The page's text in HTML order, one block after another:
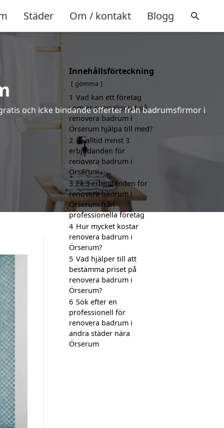
Städer Om / kontakt Blogg
och icke bindande offerter från badrumsfirmor i
Innehållsförteckning
gömma
1 Vad kan ett företag
som är specialiserat på
renovera badrum i
Örserum hjälpa till med?
2 Få alltid minst 3
erbjudanden för
renovera badrum i
Örserum
3 Få 3 erbjudanden för
renovera badrum i
Örserum från
professionella företag
4 Hur mycket kostar
renovera badrum i
Örserum?
5 Vad hjälper till att
bestämma priset på
renovera badrum i
Örserum?
6 Sök efter en
professionell för
renovera badrum i
andra städer nära
Örserum